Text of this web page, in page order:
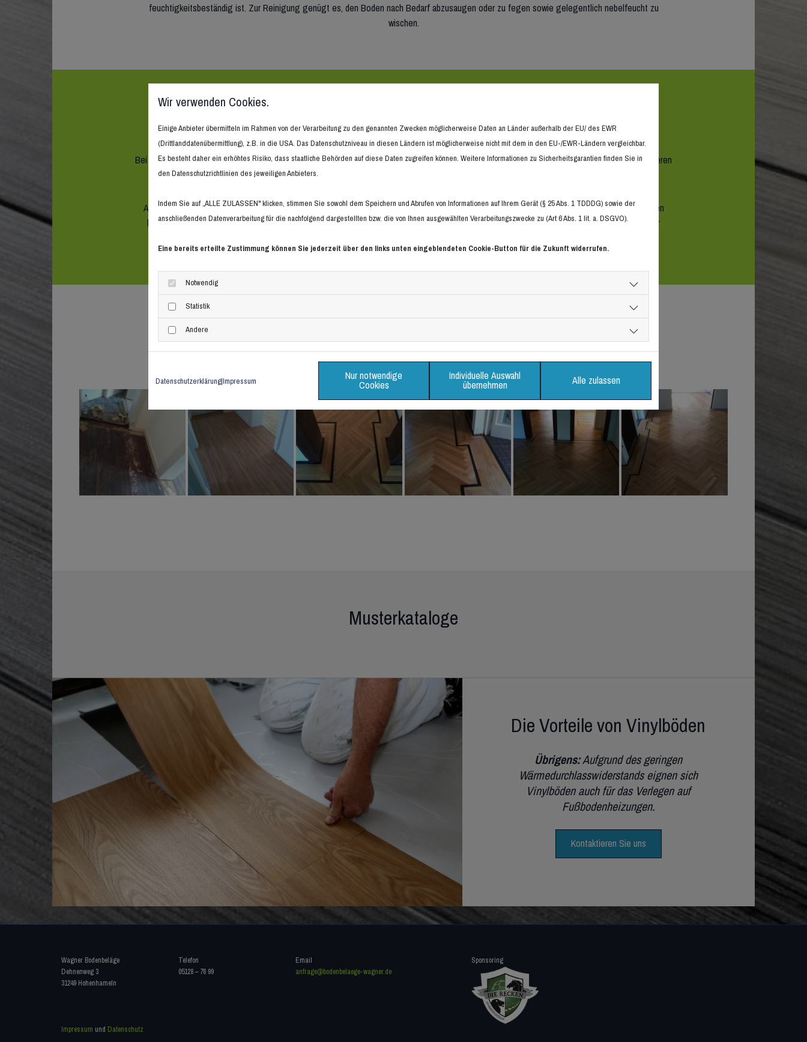
feuchtigkeitsbeständig ist. Zur Reinigung genügt es, den Boden nach Bedarf abzusaugen oder zu fegen sowie gelegentlich nebelfeucht zu
wischen.
Individuelle Designbeläge vom Experten
Bei Wagner Bodenbeläge in Hohenhameln bieten wir Ihnen zahlreiche Designs, die sich optimal in Ihre bestehende Wohnraumgestaltung integrieren
lassen. Von rustikalen Holzdesigns über authentische Fliesen- und Steindesigns bis hin zu modernen Designbelägen sind Ihren
Als Experte für Bodenbeläge sind wir Ihnen selbstverständlich gerne bei der Auswahl des richtigen Belags sowie beim professionellen Verlegen
behilflich. Sprechen Sie uns einfach an und vereinbaren Sie eine unverbindliche Beratung mit Ihrem Bodenexperten in Hohenhameln – Wagner
Referenzen
ein kleiner Überblick über unsere Arbeit
Musterkataloge
Die Vorteile von Vinylböden
Übrigens:Aufgrund des geringen
Wärmedurchlasswiderstands eignen sich
Vinylböden auch für das Verlegen auf
Fußbodenheizungen.
Kontaktieren Sie uns
Wagner Bodenbeläge
Dehnenweg 3
31249 Hohenhameln
Telefon
05128 – 76 99
Email
anfrage@bodenbelaege-wagner.de
Sponsoring
Impressum und Datenschutz
Wir verwenden Cookies.
Einige Anbieter übermitteln im Rahmen von der Verarbeitung zu den genannten Zwecken möglicherweise Daten an Länder außerhalb der EU/ des EWR
(Drittlanddatenübermittlung), z.B. in die USA. Das Datenschutzniveau in diesen Ländern ist möglicherweise nicht mit dem in den EU-/EWR-Ländern vergleichbar.
Es besteht daher ein erhöhtes Risiko, dass staatliche Behörden auf diese Daten zugreifen können. Weitere Informationen zu Sicherheitsgarantien finden Sie in
den Datenschutzrichtlinien des jeweiligen Anbieters.
Indem Sie auf „ALLE ZULASSEN" klicken, stimmen Sie sowohl dem Speichern und Abrufen von Informationen auf Ihrem Gerät (§ 25 Abs. 1 TDDDG) sowie der
anschließenden Datenverarbeitung für die nachfolgend dargestellten bzw. die von Ihnen ausgewählten Verarbeitungszwecke zu (Art 6 Abs. 1 lit. a. DSGVO).
Eine bereits erteilte Zustimmung können Sie jederzeit über den links unten eingeblendeten Cookie-Button für die Zukunft widerrufen.
Notwendig
Statistik
Andere
Datenschutzerklärung|Impressum Nur notwendige
Cookies
Individuelle Auswahl
übernehmen Alle zulassen